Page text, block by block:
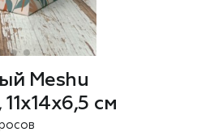
Meshu
см